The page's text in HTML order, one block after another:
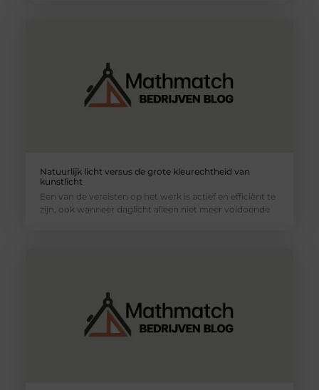
Natuurlijk licht versus de grote kleurechtheid van
kunstlicht
Een van de vereisten op het werk is actief en efficiënt te
zijn, ook wanneer daglicht alleen niet meer voldoende